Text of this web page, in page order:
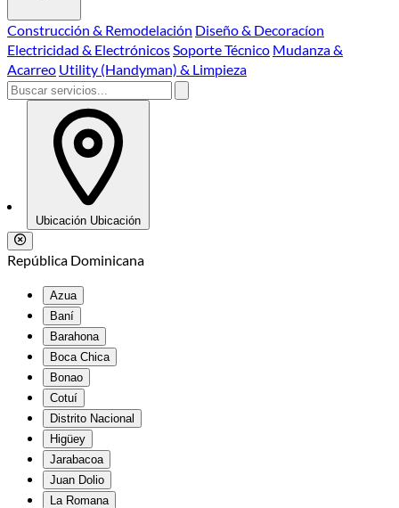
Construcción & Remodelación Diseño & Decoracíon
Electricidad & ElectrónicosSoporte Técnico Mudanza &
Acarreo Utility (Handyman) & Limpieza
Ubicación Ubicación
República Dominicana
Azua
Baní
Barahona
Boca Chica
Bonao
Cotuí
Distrito Nacional
Higüey
Jarabacoa
Juan Dolio
La Romana